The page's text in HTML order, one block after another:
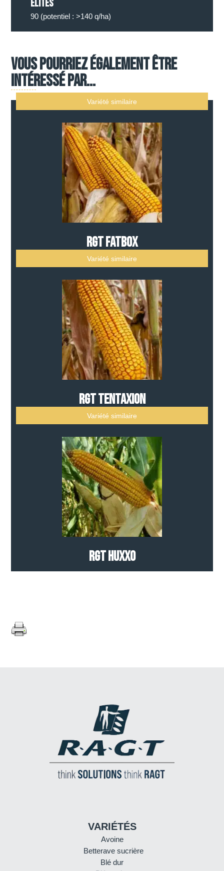
élites
90 (potentiel : >140 q/ha)
Vous pourriez également être
intéressé par...
Variété similaire
RGT FATBOX
Variété similaire
RGT TENTAXION
Variété similaire
RGT HUXXO
VARIÉTÉS
Avoine
Betterave sucrière
Blé dur